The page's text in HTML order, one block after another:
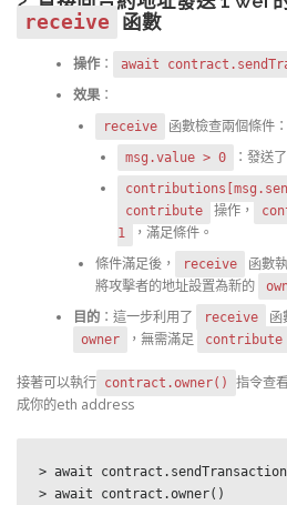
receive
函數
操作： await
效果：
receive 函數檢查兩個條件：
msg.value > 0 ：發送
contribute 操作，
1
，滿足條件。
條件滿足後，
receive 函數
將攻擊者的地址設置為新的
目的：這一步利用了 receive 函
owner ，無需滿足 contribute
接著可以執行 contract.owner()
指令查
成你的eth address
> await
> await contract.owner()